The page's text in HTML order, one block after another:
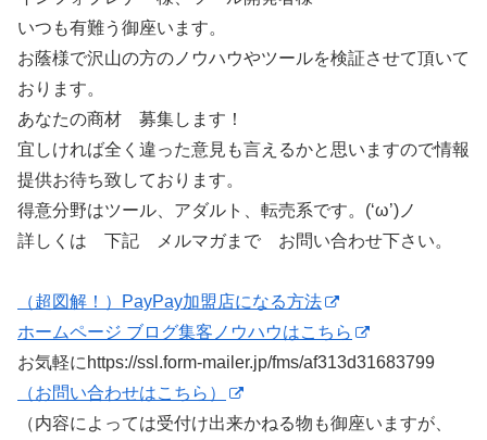
いつも有難う御座います。
お蔭様で沢山の方のノウハウやツールを検証させて頂いて
おります。
あなたの商材 募集します！
宜しければ全く違った意見も言えるかと思いますので情報
提供お待ち致しております。
得意分野はツール、アダルト、転売系です。(‘ω’)ノ
詳しくは 下記 メルマガまで お問い合わせ下さい。
（超図解！）PayPay加盟店になる方法
ホームページ ブログ集客ノウハウはこちら
お気軽にhttps://ssl.form-mailer.jp/fms/af313d31683799
（お問い合わせはこちら）
（内容によっては受付け出来かねる物も御座いますが、